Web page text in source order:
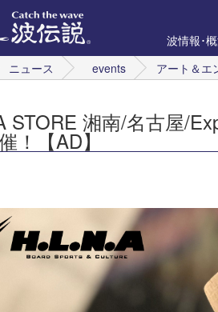
波情報･
ニュース events アート＆エ
STORE 湘南/名古屋/
！【AD】